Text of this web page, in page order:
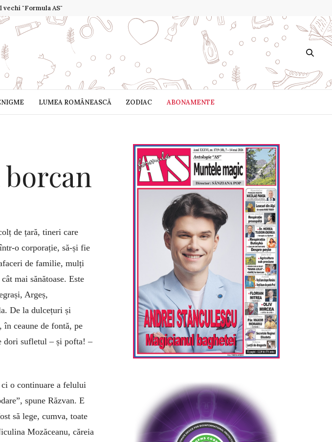
vechi "Formula AS"
LUMEA ROMÂNEASCĂ ZODIAC ABONAMENTE
borcan
de țară, tineri care
o corporație, să-și fie
de familie, mulți
mai sănătoase. Este
Argeș,
De la dulcețuri și
în ceaune de fontă, pe
dori sufletul – și pofta! –
ci o continuare a felului
spune Răzvan. E
să lege, cumva, toate
Mozăceanu, căreia